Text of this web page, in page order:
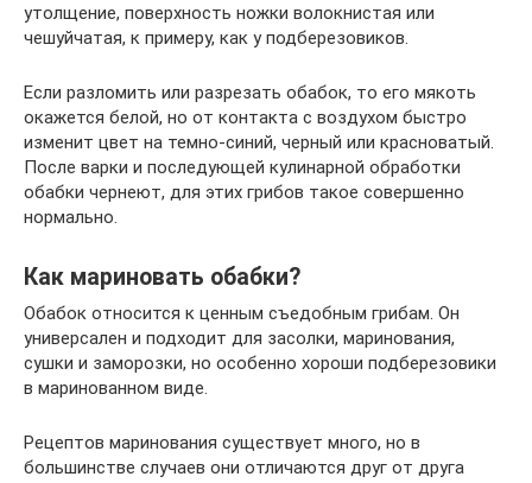
утолщение, поверхность ножки волокнистая или
чешуйчатая, к примеру, как у подберезовиков.
Если разломить или разрезать обабок, то его мякоть
окажется белой, но от контакта с воздухом быстро
изменит цвет на темно-синий, черный или красноватый.
После варки и последующей кулинарной обработки
обабки чернеют, для этих грибов такое совершенно
нормально.
Как мариновать обабки?
Обабок относится к ценным съедобным грибам. Он
универсален и подходит для засолки, маринования,
сушки и заморозки, но особенно хороши подберезовики
в маринованном виде.
Рецептов маринования существует много, но в
большинстве случаев они отличаются друг от друга